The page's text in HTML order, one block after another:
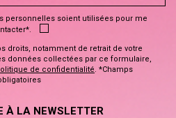
personnelles soient utilisées pour me
droits, notamment de retrait de votre
données collectées par ce formulaire,
de confidentialité. *Champs
À LA NEWSLETTER